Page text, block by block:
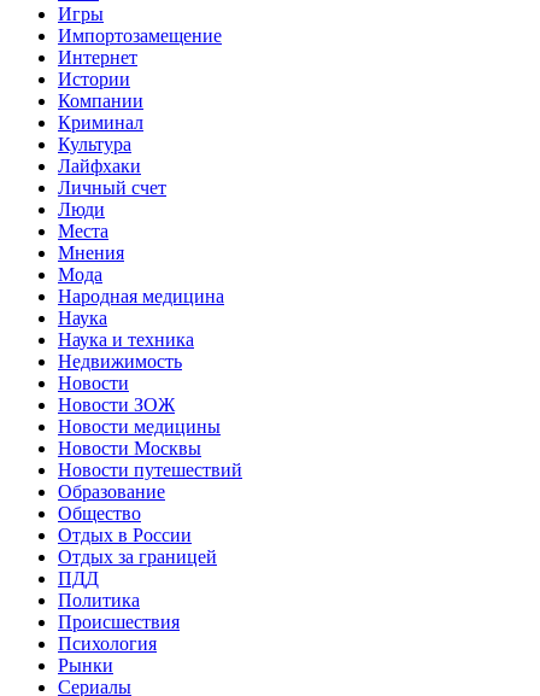
Игры
Импортозамещение
Интернет
Истории
Компании
Криминал
Культура
Лайфхаки
Личный счет
Люди
Места
Мнения
Мода
Народная медицина
Наука
Наука и техника
Недвижимость
Новости
Новости ЗОЖ
Новости медицины
Новости Москвы
Новости путешествий
Образование
Общество
Отдых в России
Отдых за границей
ПДД
Политика
Происшествия
Психология
Рынки
Сериалы